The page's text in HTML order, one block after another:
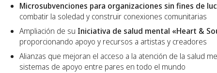
Microsubvenciones para organizaciones sin fines de
combatir la soledad y construir conexiones comunitarias
Ampliación de su Iniciativa de salud mental «Heart &
proporcionando apoyo y recursos a artistas y creadores
Alianzas que mejoran el acceso a la atención de la salud
sistemas de apoyo entre pares en todo el mundo